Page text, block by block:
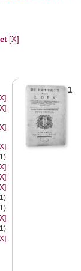
[X]
1